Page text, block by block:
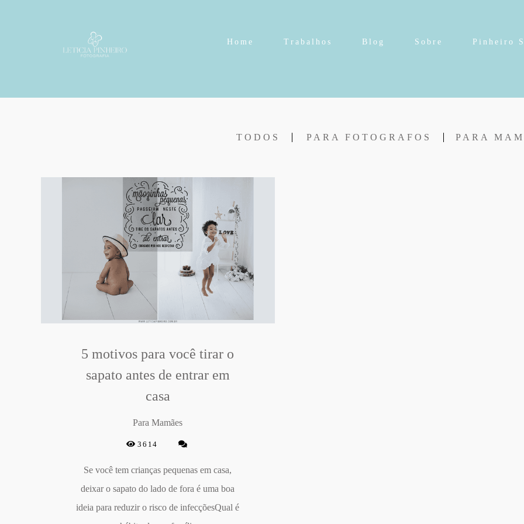
Home Trabalhos Blog Sobre Pinheiro
TODOS PARA FOTOGRAFOS PARA
5 motivos para você tirar o
sapato antes de entrar em
casa
Para Mamães
3614
Se você tem crianças pequenas em casa,
deixar o sapato do lado de fora é uma boa
ideia para reduzir o risco de infecçõesQual é